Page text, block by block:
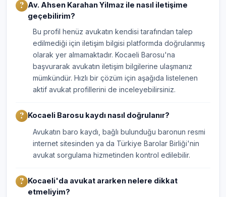
Av. Ahsen Karahan Yilmaz ile nasıl iletişime
geçebilirim?
Bu profil henüz avukatın kendisi tarafından talep
edilmediği için iletişim bilgisi platformda doğrulanmış
olarak yer almamaktadır. Kocaeli Barosu'na
başvurarak avukatın iletişim bilgilerine ulaşmanız
mümkündür. Hızlı bir çözüm için aşağıda listelenen
aktif avukat profillerini de inceleyebilirsiniz.
Kocaeli Barosu kaydı nasıl doğrulanır?
Avukatın baro kaydı, bağlı bulunduğu baronun resmi
internet sitesinden ya da Türkiye Barolar Birliği'nin
avukat sorgulama hizmetinden kontrol edilebilir.
Kocaeli'da avukat ararken nelere dikkat
etmeliyim?